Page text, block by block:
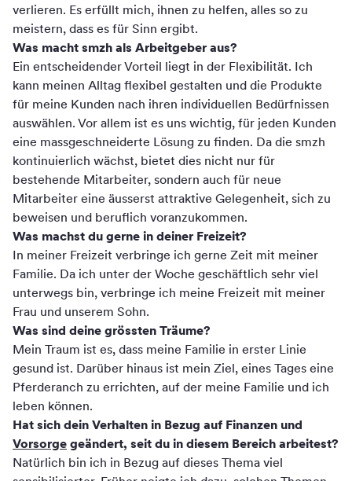
verlieren. Es erfüllt mich, ihnen zu helfen, alles so zu
meistern, dass es für Sinn ergibt.
Was macht smzh als Arbeitgeber aus?
Ein entscheidender Vorteil liegt in der Flexibilität. Ich
kann meinen Alltag flexibel gestalten und die Produkte
für meine Kunden nach ihren individuellen Bedürfnissen
auswählen. Vor allem ist es uns wichtig, für jeden Kunden
eine massgeschneiderte Lösung zu finden. Da die smzh
kontinuierlich wächst, bietet dies nicht nur für
bestehende Mitarbeiter, sondern auch für neue
Mitarbeiter eine äusserst attraktive Gelegenheit, sich zu
beweisen und beruflich voranzukommen.
Was machst du gerne in deiner Freizeit?
In meiner Freizeit verbringe ich gerne Zeit mit meiner
Familie. Da ich unter der Woche geschäftlich sehr viel
unterwegs bin, verbringe ich meine Freizeit mit meiner
Frau und unserem Sohn.
Was sind deine grössten Träume?
Mein Traum ist es, dass meine Familie in erster Linie
gesund ist. Darüber hinaus ist mein Ziel, eines Tages eine
Pferderanch zu errichten, auf der meine Familie und ich
leben können.
Hat sich dein Verhalten in Bezug auf Finanzen und
Vorsorge geändert, seit du in diesem Bereich arbeitest?
Natürlich bin ich in Bezug auf dieses Thema viel